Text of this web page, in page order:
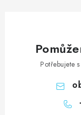
Potřebujete